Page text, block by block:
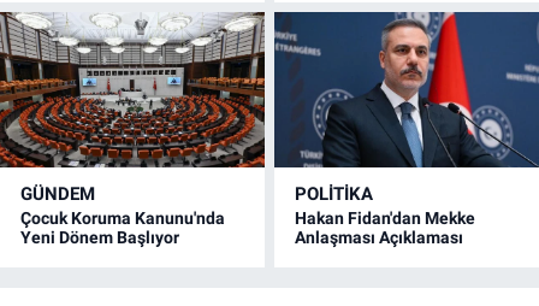
GÜNDEM
Çocuk Koruma Kanunu'nda
Yeni Dönem Başlıyor
POLİTİKA
Hakan Fidan'dan Mekke
Anlaşması Açıklaması